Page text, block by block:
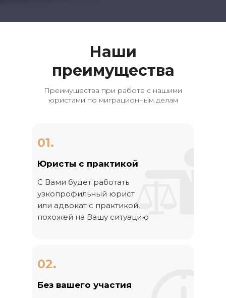
Наши
преимущества
Преимущества при работе с нашими
юристами по миграционным делам
Юристы с практикой
С Вами будет работать
узкопрофильный юрист
или адвокат с практикой,
похожей на Вашу ситуацию
Без вашего участия
01.
02.